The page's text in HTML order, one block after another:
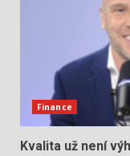
Finance
Kvalita už není